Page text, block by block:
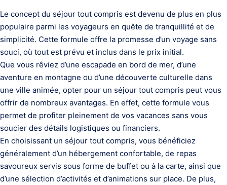
Le concept du séjour tout compris est devenu de plus en plus
populaire parmi les voyageurs en quête de tranquillité et de
simplicité. Cette formule offre la promesse d’un voyage sans
souci, où tout est prévu et inclus dans le prix initial.
Que vous rêviez d’une escapade en bord de mer, d’une
aventure en montagne ou d’une découverte culturelle dans
une ville animée, opter pour un séjour tout compris peut vous
offrir de nombreux avantages. En effet, cette formule vous
permet de profiter pleinement de vos vacances sans vous
soucier des détails logistiques ou financiers.
En choisissant un séjour tout compris, vous bénéficiez
généralement d’un hébergement confortable, de repas
savoureux servis sous forme de buffet ou à la carte, ainsi que
d’une sélection d’activités et d’animations sur place. De plus,